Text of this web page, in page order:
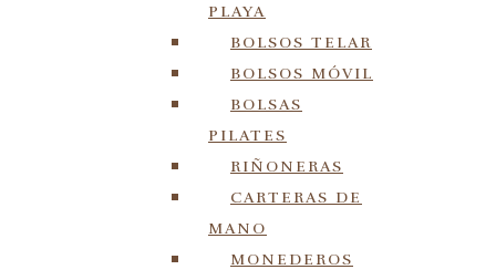
PLAYA
BOLSOS TELAR
BOLSOS MÓVIL
BOLSAS
PILATES
RIÑONERAS
CARTERAS DE
MANO
MONEDEROS